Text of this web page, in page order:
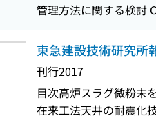
の遮音特性に関する研
に関する基礎的検討 気
改修後 1 年目の運用実
ンポストとステレオカ
リアルタイム施工管理
によるグリーンインフ
管理方法に関する検討
法の高度化に関する実
形骨組架構の構造性能
間と鉄筋コンクリート
る軸力分布の現場計測
応用した直接基礎の即
東急建設技術研究所
刊行2017
目次高炉スラグ微粉末
在来工法天井の耐震化